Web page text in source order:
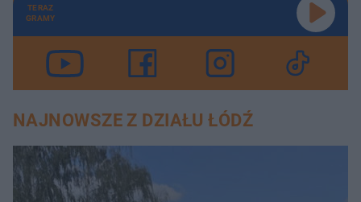
TERAZ
GRAMY
NAJNOWSZE Z DZIAŁU ŁÓDŹ